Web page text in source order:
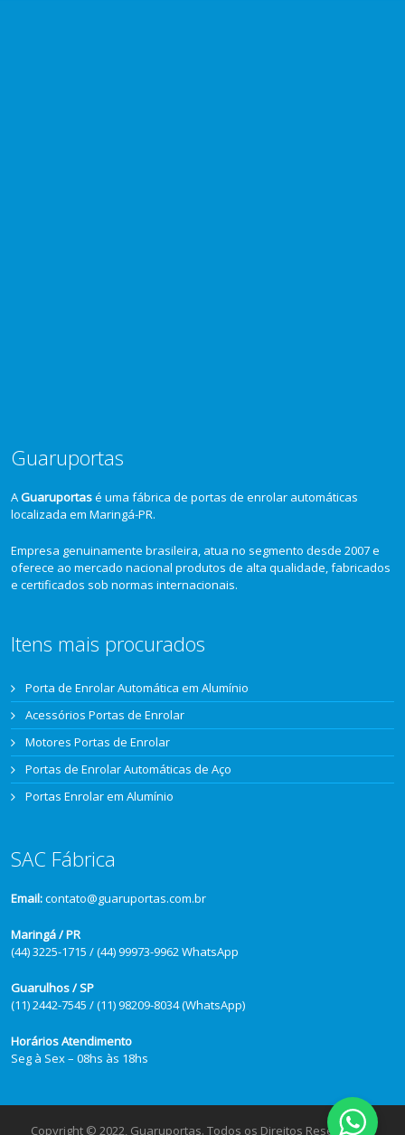
Guaruportas
AGuaruportasé uma fábrica de portas de enrolar automáticas
localizada em Maringá-PR.
Empresa genuinamente brasileira, atua no segmento desde 2007 e
oferece ao mercado nacional produtos de alta qualidade, fabricados
e certificados sob normas internacionais.
Itens mais procurados
Porta de Enrolar Automática em Alumínio
Acessórios Portas de Enrolar
Motores Portas de Enrolar
Portas de Enrolar Automáticas de Aço
Portas Enrolar em Alumínio
SAC Fábrica
Email:contato@guaruportas.com.br
Maringá / PR
(44) 3225-1715 / (44) 99973-9962 WhatsApp
Guarulhos / SP
(11) 2442-7545 / (11) 98209-8034 (WhatsApp)
Horários Atendimento
Seg à Sex – 08hs às 18hs
Copyright © 2022, Guaruportas. Todos os Direitos Reservados.